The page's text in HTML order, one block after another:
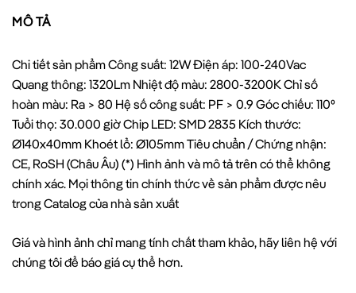
MÔ TẢ
Chi tiết sản phẩm Công suất: 12W Điện áp: 100-240Vac
Quang thông: 1320Lm Nhiệt độ màu: 2800-3200K Chỉ số
hoàn màu: Ra > 80 Hệ số công suất: PF > 0.9 Góc chiếu: 110⁰
Tuổi thọ: 30.000 giờ Chip LED: SMD 2835 Kích thước:
Ø140x40mm Khoét lổ: Ø105mm Tiêu chuẩn / Chứng nhận:
CE, RoSH (Châu Âu) (*) Hình ảnh và mô tả trên có thể không
chính xác. Mọi thông tin chính thức về sản phẩm được nêu
trong Catalog của nhà sản xuất
Giá và hình ảnh chỉ mang tính chất tham khảo, hãy liên hệ với
chúng tôi để báo giá cụ thể hơn.